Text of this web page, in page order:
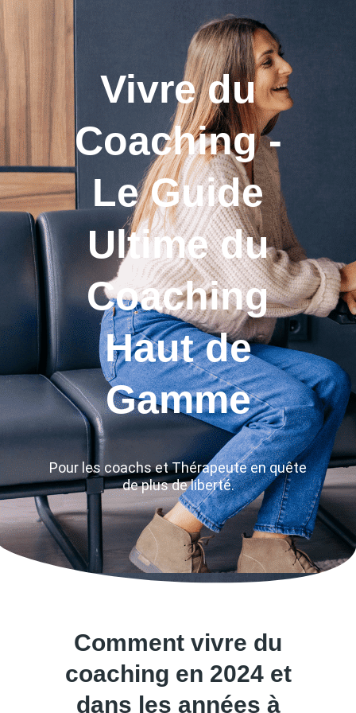
Vivre du
Coaching -
Le Guide
Ultime du
Coaching
Haut de
Gamme
Pour les coachs et Thérapeute en quête
de plus de liberté.
Comment vivre du
coaching en 2024 et
dans les années à